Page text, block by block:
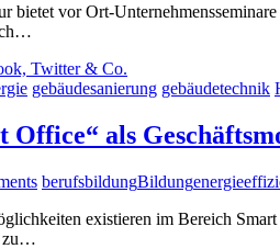
bietet vor Ort-
Twitter & Co.
gebäudesanierung gebäudetechnik
als
berufsbildungBildung
existieren im Bereich
zu…